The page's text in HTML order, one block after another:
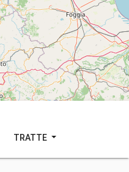
TRATTE